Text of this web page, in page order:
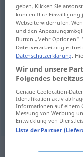
(Vogel)Federf
poidsadjtm SPORT →
(Schreib-,
geben. Klicken Sie
können Ihre Einwilligung
Webseite widerrufen.
und den
Button „Mehr Optionen“.
Datenverarbeitung
Datenschutzerklärung.
Wir und unsere
Folgendes
Genaue Geolocation-
Identifikation aktiv
Informationen auf einem
Messung von Werbung
Entwicklung von
Liste der Partner